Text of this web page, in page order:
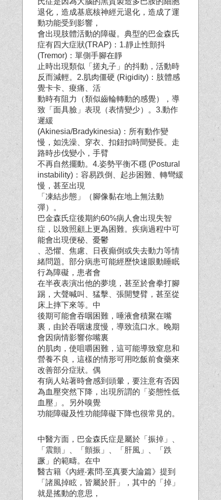
退化，造成基底核神經元退化，造成了運
動功能受到影響，
會出現肢體活動的障礙。典型的巴金森氏
症有四大症狀(TRAP)：1.靜止性顫抖
(Tremor)：單側手腳在靜
止時出現類似「搓丸子」的抖動，活動時
反而減輕。2.肌肉僵硬 (Rigidity)：肢體感
覺卡卡、痠痛、活
動時有阻力（類似齒輪轉動的感覺），導
致「面具臉」表現（表情變少）。3.動作
遲緩
(Akinesia/Bradykinesia)：所有動作變
慢，如洗澡、穿衣、扣鈕扣時間變長。走
路時步伐變小，手臂
不再自然擺動。4.姿勢平衡不穩 (Postural
instability)：容易跌倒、起步困難、轉彎緩
慢，甚至出現
「凍結步態」（腳像黏在地上無法動
彈）。
巴金森氏症後期約60%病人會出現失智
症，以致照顧上更為困難。疾病過程中可
能會出現便秘、憂鬱
、恐懼、焦慮、日夜癲倒或失去動力等情
緒問題。部分病患可能經歷快速眼動睡眠
行為障礙，患者會
在半夜表演出他的夢境，甚至於會拳打腳
踢，大聲喊叫、猛擊、張開雙臂，甚至從
床上摔下來等。中
後期可能會吞咽困難，唾液會積聚在嘴
裏，由於吞咽速度慢，導致流口水。晚期
會因病情影響你嘴裏
的肌肉，使咀嚼困難，這可能導致窒息和
營養不良，這樣的情形可用吃飯前食藥來
改善部分症狀。偶
有病人站著時會感到頭暈，要注意有否因
為血壓突然下降，出現所謂的「姿態性低
血壓」。另外嗅覺
功能障礙及性功能障礙下降也很常見的。
中醫方面，巴金森氏症是屬於「振掉」、
「震顫」、「顫振」、「肝風」、「跌
蹶」的範疇。在中
醫古籍《內經‧素問‧至真要大論篇》提到
「諸風掉眩，皆屬於肝」，其中的「掉」
就是搖動的意思，